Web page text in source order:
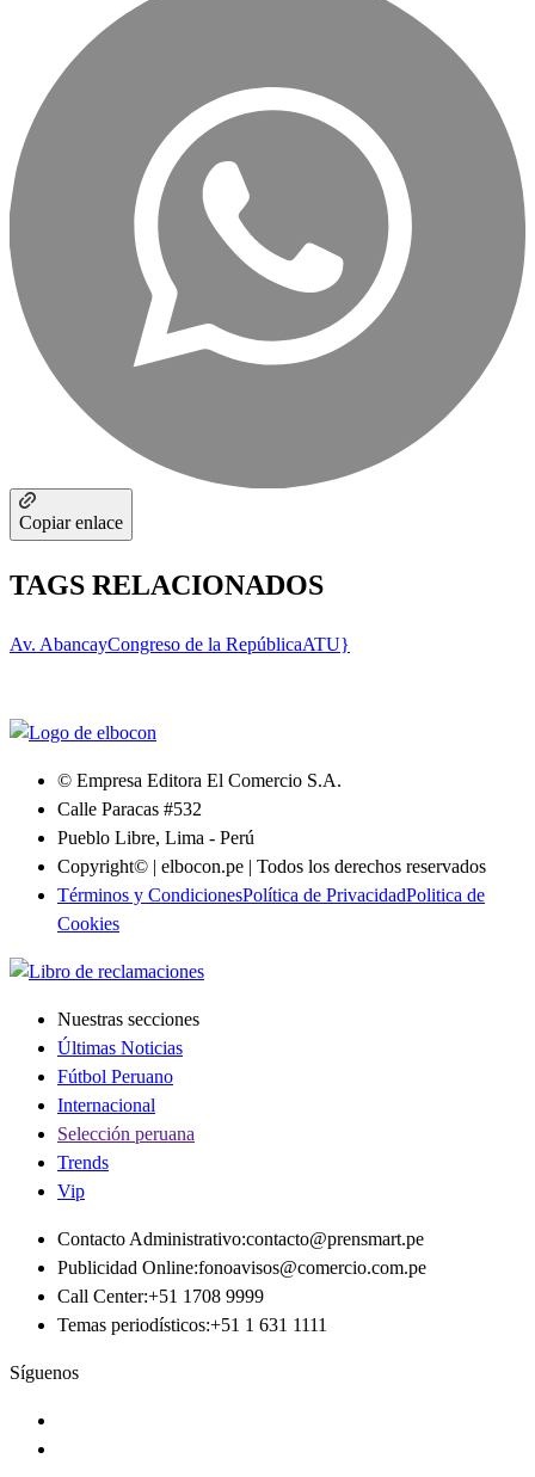
Copiar enlace
TAGS RELACIONADOS
Av. AbancayCongreso de la RepúblicaATU}
© Empresa Editora El Comercio S.A.
Calle Paracas #532
Pueblo Libre, Lima - Perú
Copyright© | elbocon.pe | Todos los derechos reservados
Términos y CondicionesPolítica de PrivacidadPolitica de
Cookies
Nuestras secciones
Últimas Noticias
Fútbol Peruano
Internacional
Selección peruana
Trends
Vip
Contacto Administrativo:contacto@prensmart.pe
Publicidad Online:fonoavisos@comercio.com.pe
Call Center:+51 1708 9999
Temas periodísticos:+51 1 631 1111
Síguenos